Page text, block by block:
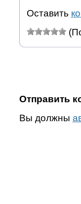
Оставить
Отправить
Вы должны